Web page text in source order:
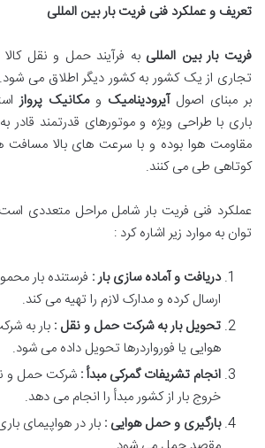
تعریف و عملکرد فنی فریت بار بین المللی
فریت بار بین المللی به فرآیند حمل و نقل
تجاری از یک کشور به کشور دیگر اطلاق می
بر مبنای اصولآیرودینامیک ومکانیک پرواز
باری با طراحی ویژه و موتورهای قدرتمند قادر
مقاومت هوا بوده و با سرعت های بالا مسافت
کوتاهی طی می کنند.
عملکرد فنی فریت بار شامل مراحل متعددی
توان به موارد زیر اشاره کرد :
دریافت و آماده سازی بار : فرستنده بار
ارسال کرده و مدارک لازم را تهیه می کند.
تحویل بار به شرکت حمل و نقل : بار به
هوایی یا فورواردرها تحویل داده می شود.
انجام تشریفات گمرکی مبدأ : شرکت حمل و
خروج بار از کشور مبدأ را انجام می دهد.
بارگیری و حمل هوایی :بار در هواپیمای